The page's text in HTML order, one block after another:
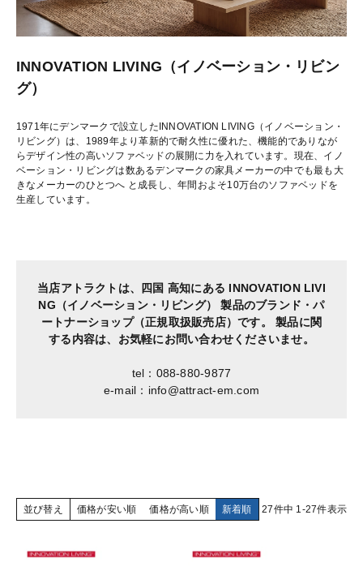
INNOVATION LIVING（イノベーション・リビン
グ）
1971年にデンマークで設立したINNOVATION LIVING（イノベーション・
リビング）は、1989年より革新的で耐久性に優れた、機能的でありなが
らデザイン性の高いソファベッドの展開に力を入れています。現在、イノ
ベーション・リビングは数あるデンマークの家具メーカーの中でも最も大
きなメーカーのひとつへ と成長し、年間およそ10万台のソファベッドを
生産しています。
当店アトラクトは、四国 高知にある INNOVATION LIVI
NG（イノベーション・リビング） 製品のブランド・パ
ートナーショップ（正規取扱販売店）です。
製品に関
する内容は、お気軽にお問い合わせくださいませ。
tel：088-880-9877
e-mail：info@attract-em.com
並び替え 価格が安い順 価格が高い順 新着順 27件中 1-27件表示